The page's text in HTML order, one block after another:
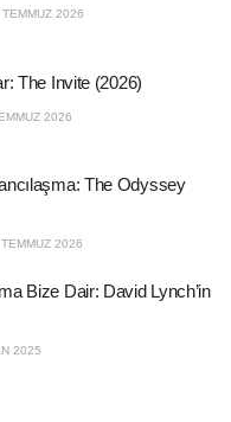
2026
The Invite (2026)
2026
The Odyssey
2026
Bize Dair: David Lynch’in
2025